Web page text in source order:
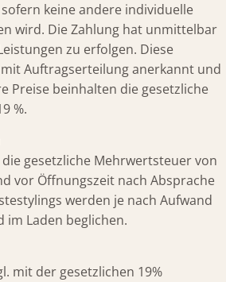
keine andere individuelle
wird. Die Zahlung hat unmittelbar
zu erfolgen. Diese
Auftragserteilung anerkannt und
Preise beinhalten die gesetzliche
%.
gesetzliche Mehrwertsteuer von
vor Öffnungszeit nach Absprache
werden je nach Aufwand
Laden beglichen.
mit der gesetzlichen 19%